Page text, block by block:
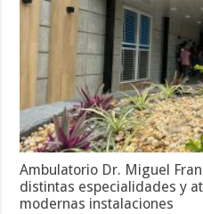
Ambulatorio Dr. Miguel
distintas especialidades y
modernas instalaciones